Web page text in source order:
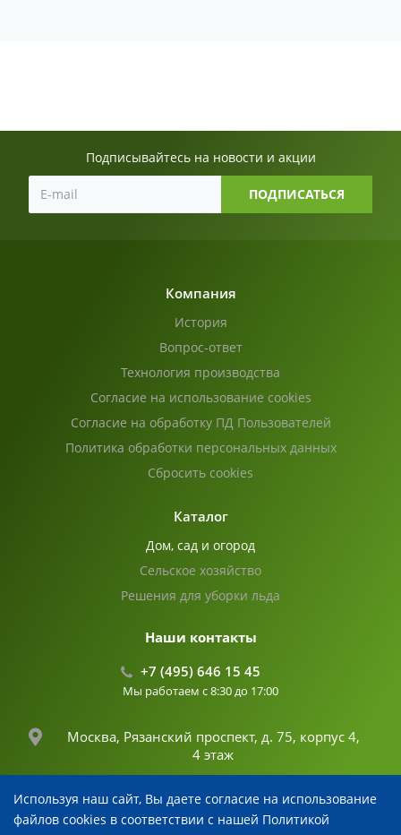
Подписывайтесь на новости и акции
Компания
История
Вопрос-ответ
Технология производства
Согласие на использование cookies
Согласие на обработку ПД Пользователей
Политика обработки персональных данных
Сбросить cookies
Каталог
Дом, сад и огород
Сельское хозяйство
Решения для уборки льда
Наши контакты
+7 (495) 646 15 45
Мы работаем с 8:30 до 17:00
Москва, Рязанский проспект, д. 75, корпус 4,
4 этаж
info@fertika.com
Используя наш сайт, Вы даете согласие на использование
файлов cookies в соответствии с нашей Политикой